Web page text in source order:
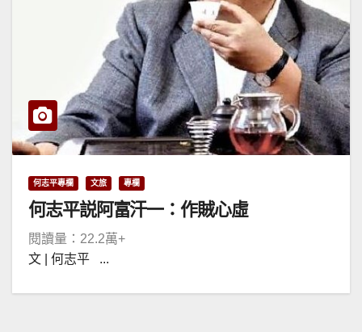
何志平專欄 文旅 專欄
何志平説阿富汗一：作賊心虛
閱讀量：22.2萬+
文 | 何志平 ...